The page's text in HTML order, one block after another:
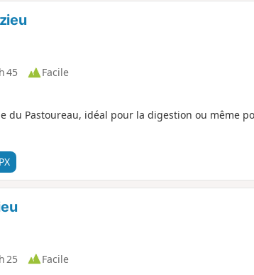
45
Facile
du Pastoureau, idéal pour la digestion ou même
25
Facile